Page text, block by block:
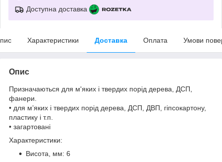
Доступна доставка
Характеристики Доставка Оплата Умови
Опис
Призначаються для м'яких і твердих порід дерева, ДСП,
фанери.
• для м’яких і твердих порід дерева, ДСП, ДВП, гіпсокартону,
пластику і т.п.
• загартовані
Характеристики:
Висота, мм: 6